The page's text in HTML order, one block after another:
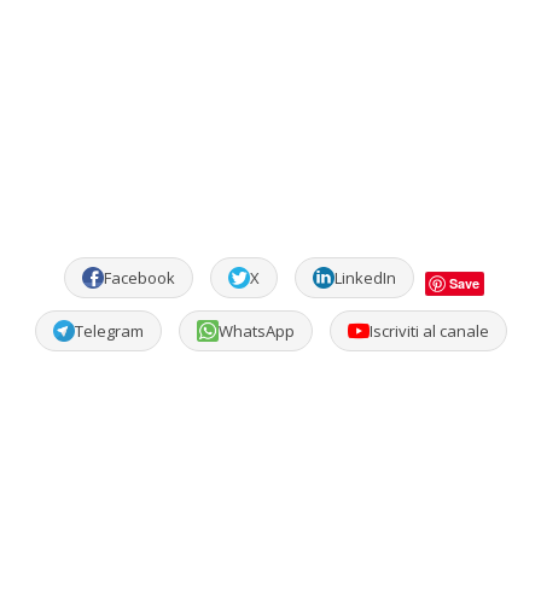
Facebook X LinkedIn Save
Telegram WhatsApp Iscriviti al canale